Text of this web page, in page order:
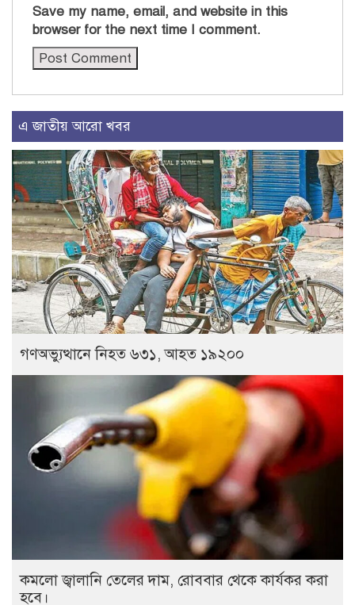
Save my name, email, and website in this
browser for the next time I comment.
এ জাতীয় আরো খবর
গণঅভ্যুত্থানে নিহত ৬৩১, আহত ১৯২০০
কমলো জ্বালানি তেলের দাম, রোববার থেকে কার্যকর করা
হবে।